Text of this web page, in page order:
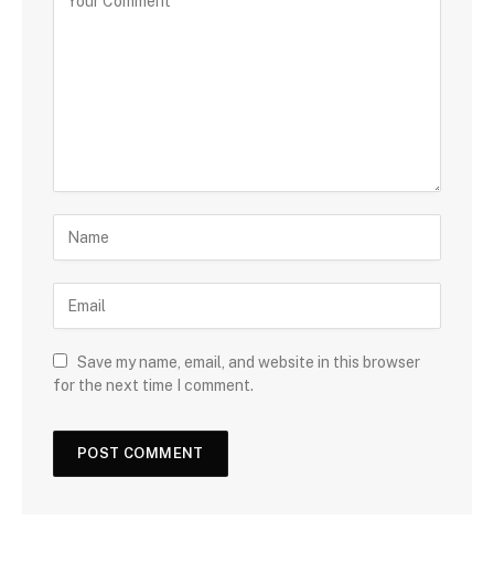
Save my name, email, and website in this browser
for the next time I comment.